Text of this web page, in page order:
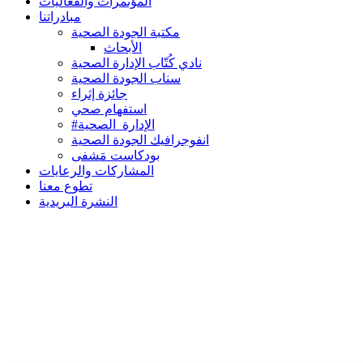
مبادراتنا
مكتبة الجودة الصحية
الأبحاث
نادي كُتّاب الإدارة الصحية
سناب الجودة الصحية
جائزة إثراء
استفهام صحي
#الإدارة_الصحية
انفوجرافيك الجودة الصحية
بودكاست مَشفى
المشاركات والرعايات
تطوع معنا
النشرة البريدية